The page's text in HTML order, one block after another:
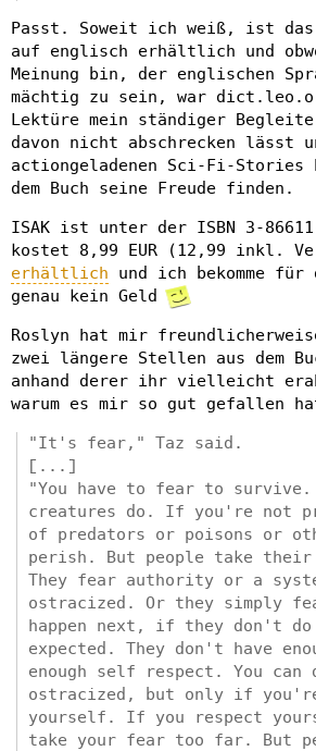
Passt. Soweit ich weiß, ist das
auf englisch erhältlich und
Meinung bin, der englischen
mächtig zu sein, war
Lektüre mein ständiger
davon nicht abschrecken lässt
actiongeladenen Sci-Fi-
dem Buch seine Freude finden.
ISAK ist unter der ISBN 3-
kostet 8,99 EUR (12,99 inkl.
erhältlich und ich bekomme
genau kein Geld
Roslyn hat mir
zwei längere Stellen aus dem
anhand derer ihr vielleicht
warum es mir so gut gefallen
"It's fear," Taz said.
[...]
"You have to fear to
creatures do. If you're not
of predators or poisons or
perish. But people take
They fear authority or a
ostracized. Or they simply
happen next, if they don't do
expected. They don't have
enough self respect. You
ostracized, but only if
yourself. If you respect
take your fear too far. But